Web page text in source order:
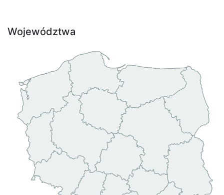
Województwa